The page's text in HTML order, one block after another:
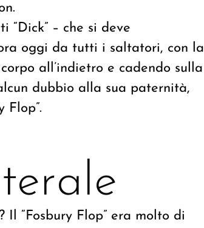
“Dick” – che si deve
oggi da tutti i saltatori, con la
all’indietro e cadendo sulla
dubbio alla sua paternità,
Flop”.
“Fosbury Flop” era molto di